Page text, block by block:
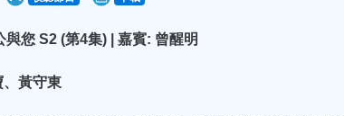
與您 S2 (第4集) | 嘉賓: 曾醒明
、黃守東